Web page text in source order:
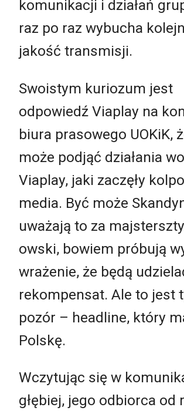
komunikacji i działań
raz po raz wybucha
jakość transmisji.
Swoistym kuriozum jest
odpowiedź Viaplay na
biura prasowego UOKiK,
może podjąć działania
Viaplay, jaki zaczęły
media. Być może
uważają to za
owski, bowiem próbują
wrażenie, że będą
rekompensat. Ale to jest
pozór – headline, który
Polskę.
Wczytując się w
głębiej, jego odbiorca od